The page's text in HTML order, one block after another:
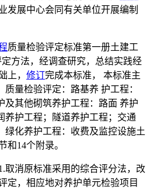
发展中心会同有关单位开展编制
质量检验评定标准第一册土建工
方法，经调查研究，总结实践经
上， 修订完成本标准， 本标准主
量检验评定：路基养 护工程：
及其他砌筑养护工程：路面 养护
养护工程；隧道养护工程；交通
绿化养护工程：收费及监控设施土
和14个附录。
取消原标准采用的综合评分法，改
定，相应地对养护单元检验项目